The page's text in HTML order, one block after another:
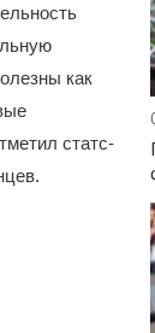
как
статс-